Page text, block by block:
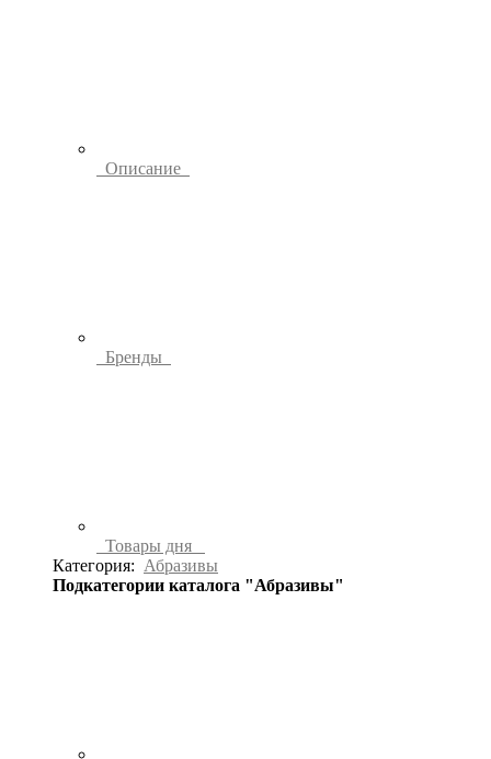
Описание
Бренды
Товары дня
Категория: Абразивы
Подкатегории каталога "Абразивы"